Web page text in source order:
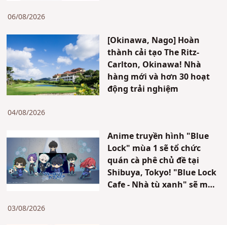
06/08/2026
[Okinawa, Nago] Hoàn
thành cải tạo The Ritz-
Carlton, Okinawa! Nhà
hàng mới và hơn 30 hoạt
động trải nghiệm
04/08/2026
Anime truyền hình "Blue
Lock" mùa 1 sẽ tổ chức
quán cà phê chủ đề tại
Shibuya, Tokyo! "Blue Lock
Cafe - Nhà tù xanh" sẽ mở
03/08/2026